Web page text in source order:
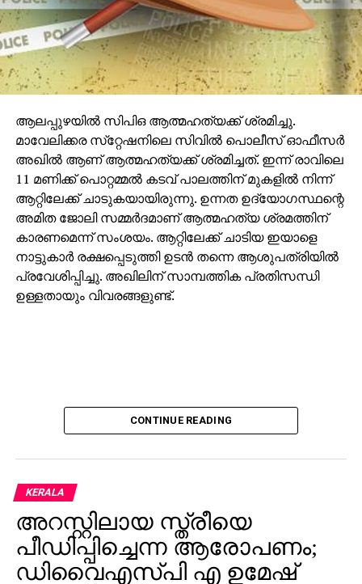
ആലപ്പുഴയില്‍ സിപിഒ ആത്മഹത്യക്ക് ശ്രമിച്ചു.
അഖില്‍ ആണ് ആത്മഹത്യക്ക് ശ്രമിച്ചത്. ഇന്ന് രാവിലെ
11 മണിക്ക് പൊറ്റമ്മല്‍ കടവ് പാലത്തിന് മുകളില്‍ നിന്ന്
ആറ്റിലേക്ക് ചാടുകയായിരുന്നു. ഉന്നത ഉദ്യോഗസ്ഥന്റെ
അമിത ജോലി സമ്മര്‍ദമാണ് ആത്മഹത്യ ശ്രമത്തിന്
കാരണമെന്ന് സംശയം. ആറ്റിലേക്ക് ചാടിയ ഇയാളെ
നാട്ടുകാര്‍ രക്ഷപ്പെടുത്തി ഉടന്‍ തന്നെ ആശുപത്രിയില്‍
പ്രവേശിപ്പിച്ചു. അഖിലിന് സാമ്പത്തിക പ്രതിസന്ധി
ഉള്ളതായും വിവരങ്ങളുണ്ട്.
KERALA
അറസ്റ്റിലായ സ്ത്രീയെ
പീഡിപ്പിച്ചെന്ന ആരോപണം;
ഡിവൈഎസ്പി എ ഉമേഷ്
അവധിയില്‍